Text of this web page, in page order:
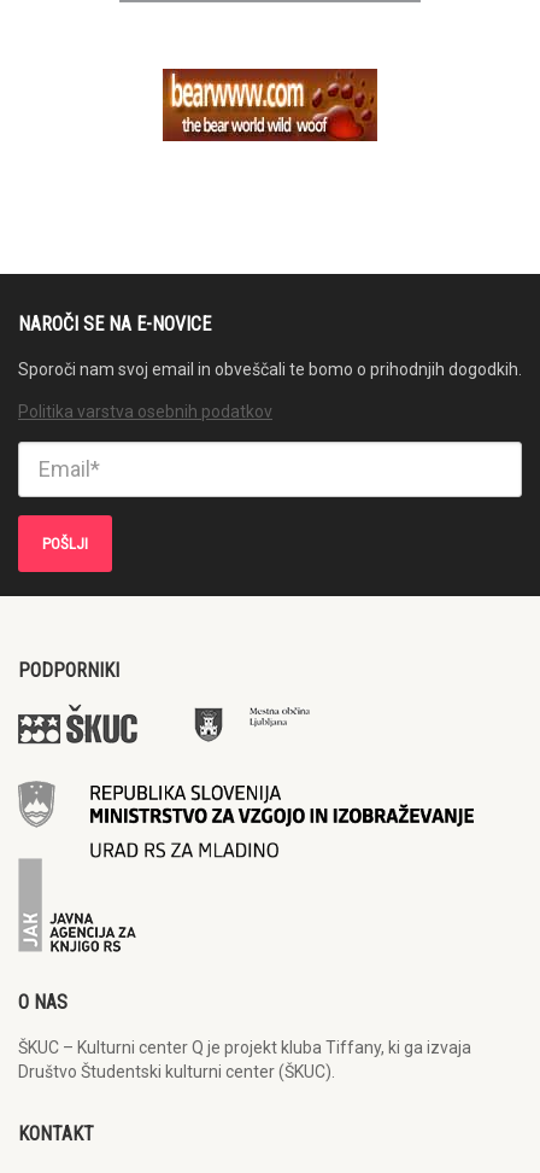
NAROČI SE NA E-NOVICE
Sporoči nam svoj email in obveščali te bomo o prihodnjih dogodkih.
Politika varstva osebnih podatkov
PODPORNIKI
O NAS
ŠKUC – Kulturni center Q je projekt kluba Tiffany, ki ga izvaja
Društvo Študentski kulturni center (ŠKUC).
KONTAKT